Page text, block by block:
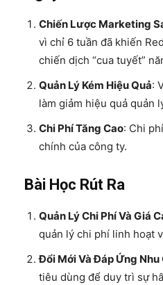
Chiến Lược Marketing
vì chỉ 6 tuần đã khiến
chiến dịch “cua tuyết”
Quản Lý Kém Hiệu Quả:
làm giảm hiệu quả quản
Chi Phí Tăng Cao: Chi
chính của công ty.
Bài Học Rút Ra
Quản Lý Chi Phí Và Giá
quản lý chi phí linh hoạt
Đổi Mới Và Đáp Ứng Nhu
tiêu dùng để duy trì sự